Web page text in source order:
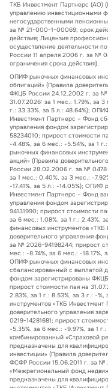
ТКБ Инвестмент Партнерс (АО)
управлению инвестиционными
негосударственными
за № 21-000-1-00069, срок
действия; Лицензия
осуществление деятельности
России 11 апреля 2006 г. за №
ограничения срока действия).
ОПИФ рыночных финансовых
облигаций» (Правила
ФКЦБ России 24.12.2002 г. за №
31.07.2026: за 1 мес.: 1.79%, за
г.: 33.33%, за 5 л.: 48.64%);
Инвестмент Партнерс – Фонд
управления фондом
58234010; прирост стоимости
-4.48%, за 6 мес.: -5.54%, за 1
рыночных финансовых
акций» (Правила
России 28.02.2006 г. за №
за 1 мес.: 0.40%, за 3 мес.: -
-17.41%, за 5 л.: -14.05%); ОПИФ
Инвестмент Партнерс – Фонд
управления фондом
94131990; прирост стоимости
за 6 мес.: 1.08%, за 1 г.: 2.43%,
финансовых инструментов
доверительного управления
за № 2026-94198244; прирост
мес.: -8.74%, за 6 мес.: -18.17%,
ОПИФ рыночных финансовых
сбалансированный с выплатой
фондом зарегистрированы
прирост стоимости пая на
2.83%, за 1 г.: 8.53%, за 3 г.: -
инструментов «ТКБ Инвестмент
доверительного управления
0219-14281681; прирост
-5.35%, за 6 мес.: -9.97%, за 1
комбинированный «Страховой
предназначены для
инвестиции» (Правила
ФСФР России 15.06.2011 г. за №
«Межрегиональный фонд
предназначены для